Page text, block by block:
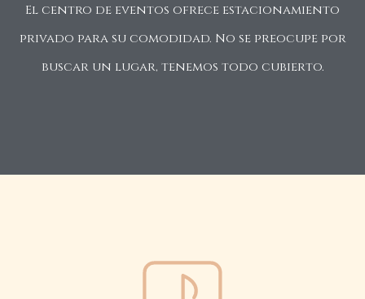
El centro de eventos ofrece estacionamiento
privado para su comodidad. No se preocupe por
buscar un lugar, tenemos todo cubierto.